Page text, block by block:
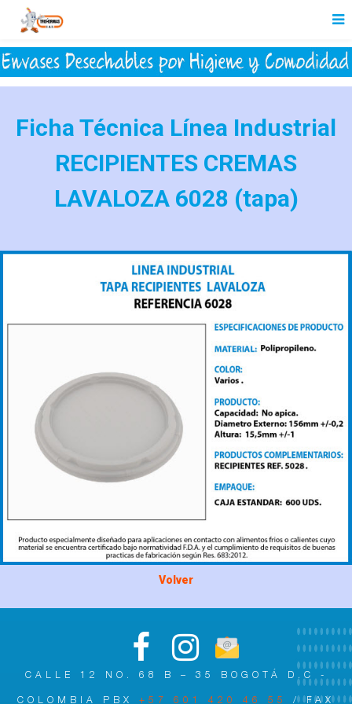
Ficha Técnica Línea Industrial
RECIPIENTES CREMAS
LAVALOZA 6028 (tapa)
Volver
CALLE 12 NO. 68 B – 35 BOGOTÁ D.C -
COLOMBIA PBX +57 601 420 46 55 / FAX